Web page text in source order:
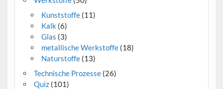
Kunststoffe(11)
Kalk (6)
Glas (3)
metallische Werkstoffe(18)
Naturstoffe(13)
Technische Prozesse(26)
Quiz(101)